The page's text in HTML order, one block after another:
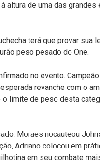
altura de uma das
terá que provar sua
peso pesado do One.
no evento.
revanche com o
limite de peso desta
Moraes nocauteou
Adriano colocou em
em seu combate